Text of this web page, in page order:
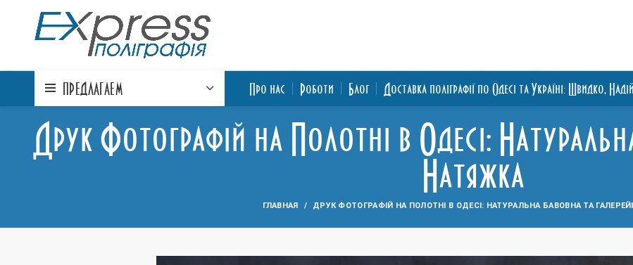
ПРЕДЛАГАЕМ Про нас Роботи Блог Доставка поліграфії по Одесі та Україні: Швидко,
Друк Фотографій на Полотні в Одесі:
Натяжка
ГЛАВНАЯ ДРУК ФОТОГРАФІЙ НА ПОЛОТНІ В ОДЕСІ: НАТУРАЛЬНА БАВОВНА ТА